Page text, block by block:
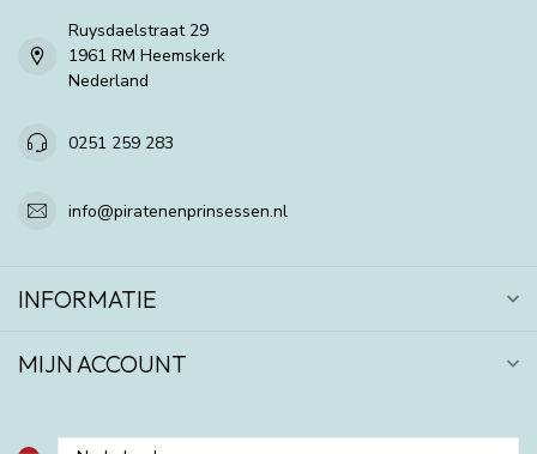
Ruysdaelstraat 29
1961 RM Heemskerk
Nederland
0251 259 283
info@piratenenprinsessen.nl
INFORMATIE
MIJN ACCOUNT